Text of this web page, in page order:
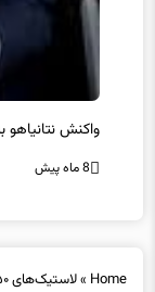
واکنش نتانیاهو
8 ماه پیش
Home
»لاستیک‌های ۶۵۰ میلیونی بوگاتی بولاید فقط ۶۰ کیلومتر دوام می‌آورند!